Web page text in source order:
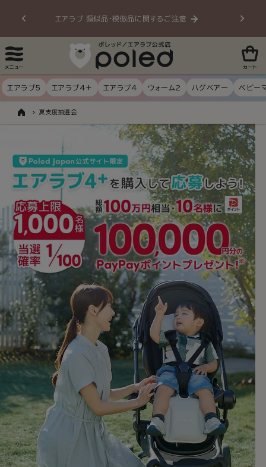
ンツに
エアラブ 類似品・模倣品に関するご注意
メニュー カート
エアラブ5 エアラブ4+ エアラブ4 ウォーム2 ハグベアー ベビー
ト
ッ
夏支度抽選会